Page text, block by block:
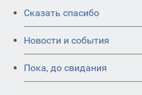
Сказать спасибо
Новости и события
Пока, до свидания